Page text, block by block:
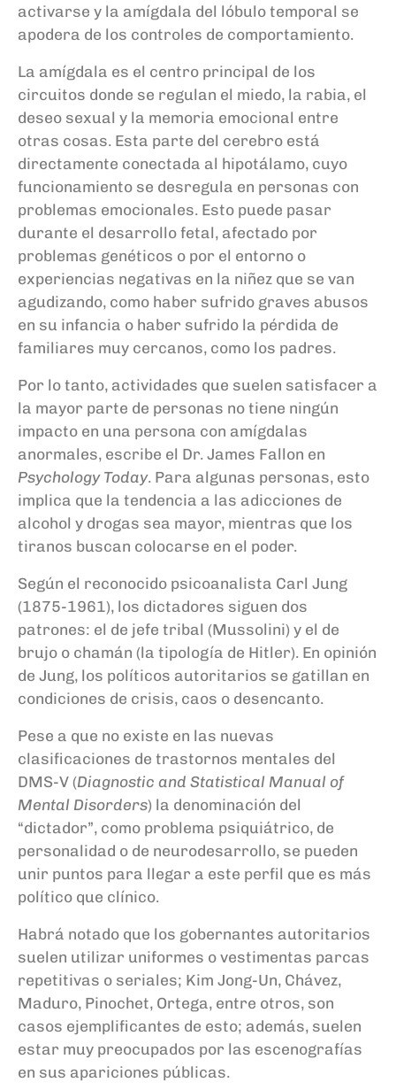
activarse y la amígdala del lóbulo temporal se
apodera de los controles de comportamiento.
La amígdala es el centro principal de los
circuitos donde se regulan el miedo, la rabia, el
deseo sexual y la memoria emocional entre
otras cosas. Esta parte del cerebro está
directamente conectada al hipotálamo, cuyo
funcionamiento se desregula en personas con
problemas emocionales. Esto puede pasar
durante el desarrollo fetal, afectado por
problemas genéticos o por el entorno o
experiencias negativas en la niñez que se van
agudizando, como haber sufrido graves abusos
en su infancia o haber sufrido la pérdida de
familiares muy cercanos, como los padres.
Por lo tanto, actividades que suelen satisfacer a
la mayor parte de personas no tiene ningún
impacto en una persona con amígdalas
anormales, escribe el Dr. James Fallon en
Psychology Today. Para algunas personas, esto
implica que la tendencia a las adicciones de
alcohol y drogas sea mayor, mientras que los
tiranos buscan colocarse en el poder.
Según el reconocido psicoanalista Carl Jung
(1875-1961), los dictadores siguen dos
patrones: el de jefe tribal (Mussolini) y el de
brujo o chamán (la tipología de Hitler). En opinión
de Jung, los políticos autoritarios se gatillan en
condiciones de crisis, caos o desencanto.
Pese a que no existe en las nuevas
clasificaciones de trastornos mentales del
DMS-V (Diagnostic and Statistical Manual of
Mental Disorders) la denominación del
“dictador”, como problema psiquiátrico, de
personalidad o de neurodesarrollo, se pueden
unir puntos para llegar a este perfil que es más
político que clínico.
Habrá notado que los gobernantes autoritarios
suelen utilizar uniformes o vestimentas parcas
repetitivas o seriales; Kim Jong-Un, Chávez,
Maduro, Pinochet, Ortega, entre otros, son
casos ejemplificantes de esto; además, suelen
estar muy preocupados por las escenografías
en sus apariciones públicas.